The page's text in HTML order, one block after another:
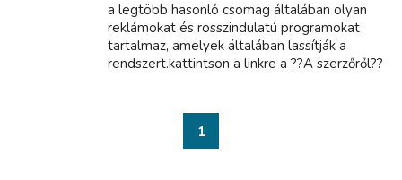
a legtöbb hasonló csomag általában olyan
reklámokat és rosszindulatú programokat
tartalmaz, amelyek általában lassítják a
rendszert.kattintson a linkre a ??A szerzőről??
1